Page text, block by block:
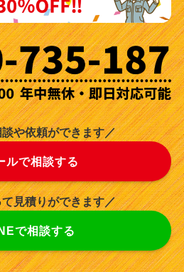
や依頼ができます／
ルで相談する
見積りができます／
で相談する